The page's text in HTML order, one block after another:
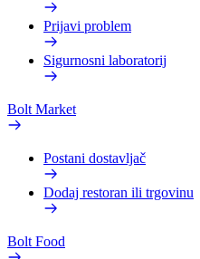
Prijavi problem
Sigurnosni laboratorij
Bolt Market
Postani dostavljač
Dodaj restoran ili trgovinu
Bolt Food